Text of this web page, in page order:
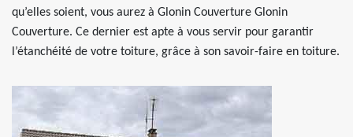
qu’elles soient, vous aurez à Glonin Couverture Glonin
Couverture. Ce dernier est apte à vous servir pour garantir
l’étanchéité de votre toiture, grâce à son savoir-faire en toiture.